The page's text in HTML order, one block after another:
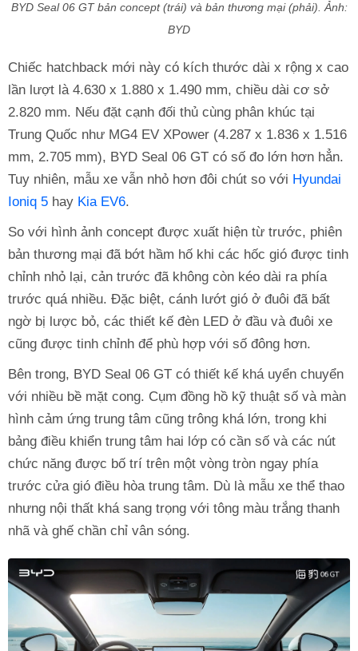
BYD Seal 06 GT bản concept (trái) và bản thương mại (phải). Ảnh:
BYD
Chiếc hatchback mới này có kích thước dài x rộng x cao
lần lượt là 4.630 x 1.880 x 1.490 mm, chiều dài cơ sở
2.820 mm. Nếu đặt cạnh đối thủ cùng phân khúc tại
Trung Quốc như MG4 EV XPower (4.287 x 1.836 x 1.516
mm, 2.705 mm), BYD Seal 06 GT có số đo lớn hơn hẳn.
Tuy nhiên, mẫu xe vẫn nhỏ hơn đôi chút so với Hyundai
Ioniq 5 hay Kia EV6.
So với hình ảnh concept được xuất hiện từ trước, phiên
bản thương mại đã bớt hầm hố khi các hốc gió được tinh
chỉnh nhỏ lại, cản trước đã không còn kéo dài ra phía
trước quá nhiều. Đặc biệt, cánh lướt gió ở đuôi đã bất
ngờ bị lược bỏ, các thiết kế đèn LED ở đầu và đuôi xe
cũng được tinh chỉnh để phù hợp với số đông hơn.
Bên trong, BYD Seal 06 GT có thiết kế khá uyển chuyển
với nhiều bề mặt cong. Cụm đồng hồ kỹ thuật số và màn
hình cảm ứng trung tâm cũng trông khá lớn, trong khi
bảng điều khiển trung tâm hai lớp có cần số và các nút
chức năng được bố trí trên một vòng tròn ngay phía
trước cửa gió điều hòa trung tâm. Dù là mẫu xe thể thao
nhưng nội thất khá sang trọng với tông màu trắng thanh
nhã và ghế chần chỉ vân sóng.